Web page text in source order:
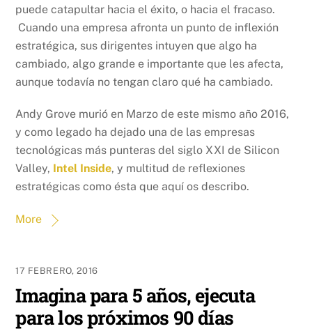
puede catapultar hacia el éxito, o hacia el fracaso.
Cuando una empresa afronta un punto de inflexión
estratégica, sus dirigentes intuyen que algo ha
cambiado, algo grande e importante que les afecta,
aunque todavía no tengan claro qué ha cambiado.
Andy Grove murió en Marzo de este mismo año 2016,
y como legado ha dejado una de las empresas
tecnológicas más punteras del siglo XXI de Silicon
Valley, Intel Inside, y multitud de reflexiones
estratégicas como ésta que aquí os describo.
More
17 FEBRERO, 2016
Imagina para 5 años, ejecuta
para los próximos 90 días